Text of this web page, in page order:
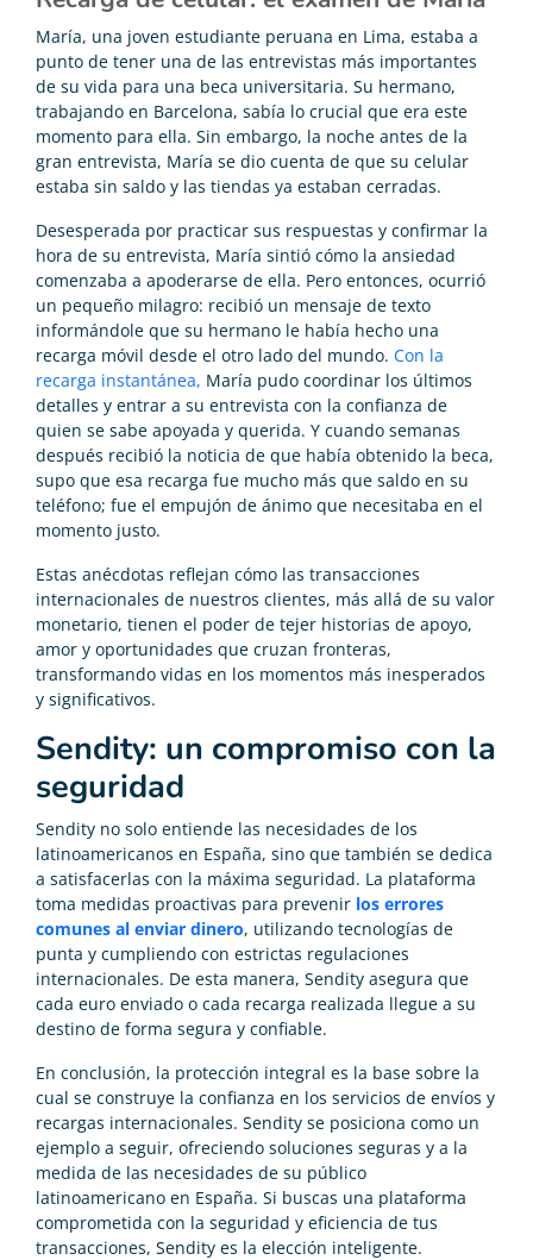
María, una joven estudiante peruana en Lima, estaba a
punto de tener una de las entrevistas más importantes
de su vida para una beca universitaria. Su hermano,
trabajando en Barcelona, sabía lo crucial que era este
momento para ella. Sin embargo, la noche antes de la
gran entrevista, María se dio cuenta de que su celular
estaba sin saldo y las tiendas ya estaban cerradas.
Desesperada por practicar sus respuestas y confirmar la
hora de su entrevista, María sintió cómo la ansiedad
comenzaba a apoderarse de ella. Pero entonces, ocurrió
un pequeño milagro: recibió un mensaje de texto
informándole que su hermano le había hecho una
recarga móvil desde el otro lado del mundo. Con la
recarga instantánea, María pudo coordinar los últimos
detalles y entrar a su entrevista con la confianza de
quien se sabe apoyada y querida. Y cuando semanas
después recibió la noticia de que había obtenido la beca,
supo que esa recarga fue mucho más que saldo en su
teléfono; fue el empujón de ánimo que necesitaba en el
momento justo.
Estas anécdotas reflejan cómo las transacciones
internacionales de nuestros clientes, más allá de su valor
monetario, tienen el poder de tejer historias de apoyo,
amor y oportunidades que cruzan fronteras,
transformando vidas en los momentos más inesperados
y significativos.
Sendity: un compromiso con la
seguridad
Sendity no solo entiende las necesidades de los
latinoamericanos en España, sino que también se dedica
a satisfacerlas con la máxima seguridad. La plataforma
toma medidas proactivas para prevenir los errores
comunes al enviar dinero, utilizando tecnologías de
punta y cumpliendo con estrictas regulaciones
internacionales. De esta manera, Sendity asegura que
cada euro enviado o cada recarga realizada llegue a su
destino de forma segura y confiable.
En conclusión, la protección integral es la base sobre la
cual se construye la confianza en los servicios de envíos y
recargas internacionales. Sendity se posiciona como un
ejemplo a seguir, ofreciendo soluciones seguras y a la
medida de las necesidades de su público
latinoamericano en España. Si buscas una plataforma
comprometida con la seguridad y eficiencia de tus
transacciones, Sendity es la elección inteligente.